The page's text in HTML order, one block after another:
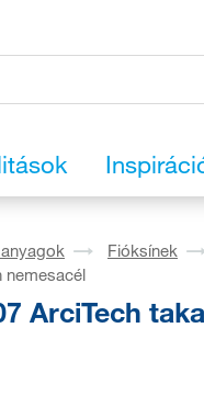
Fióksínek
nemesacél
ArciTech